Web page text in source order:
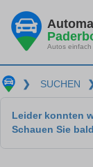
Autos einfach
❯ SUCHEN
Leider konnten
Schauen Sie